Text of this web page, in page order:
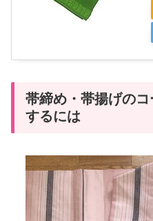
帯締め・帯揚げの
するには